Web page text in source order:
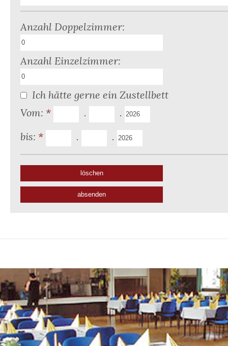
Anzahl Doppelzimmer:
Anzahl Einzelzimmer:
Ich hätte gerne ein Zustellbett
Vom: * .
.
bis: * . .